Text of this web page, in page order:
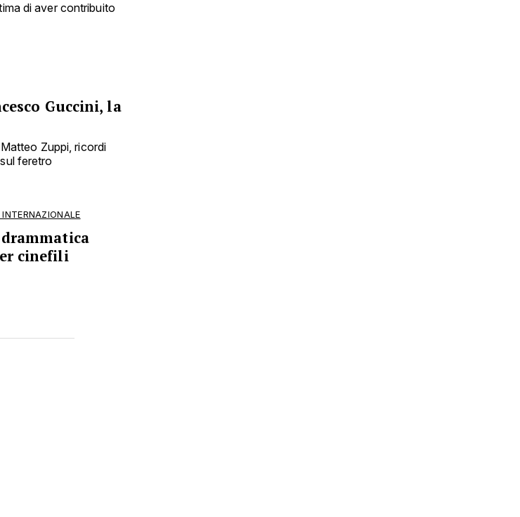
di aver contribuito
Guccini, la
Zuppi, ricordi
feretro
cinefili